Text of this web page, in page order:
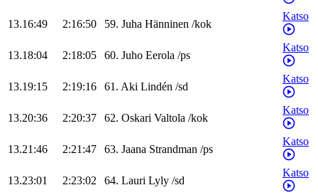
13.16:49 2:16:50 59. Juha Hänninen /kok
Katso
13.18:04 2:18:05 60. Juho Eerola /ps
Katso
13.19:15 2:19:16 61. Aki Lindén /sd
Katso
13.20:36 2:20:37 62. Oskari Valtola /kok
Katso
13.21:46 2:21:47 63. Jaana Strandman /ps
Katso
13.23:01 2:23:02 64. Lauri Lyly /sd
Katso